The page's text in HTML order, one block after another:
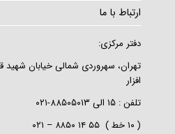
ارتباط با ما
دفتر مرکزی:
افزار
تلفن : ۱۵ الی ۸۸۵۰۵۰۱۳-۰۲۱
( ۱۰ خط ) ۵۵ ۱۴ ۸۸۵۰ – ۰۲۱